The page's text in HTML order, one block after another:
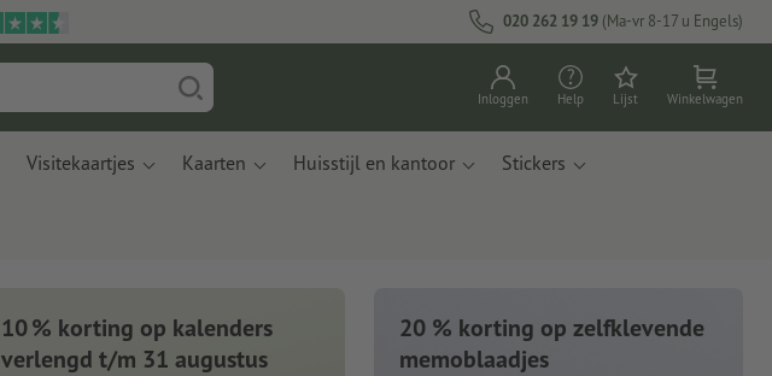
020 262 19 19 (Ma-vr 8-17 u Engels)
Inloggen Help Lijst Winkelwagen
Visitekaartjes Kaarten Huisstijl en kantoor Stickers
10 % korting op kalenders
verlengd t/m 31 augustus
20 % korting op zelfklevende
memoblaadjes